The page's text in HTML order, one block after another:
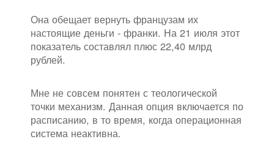
Она обещает вернуть французам их
настоящие деньги - франки. На 21 июля этот
показатель составлял плюс 22,40 млрд
рублей.
Мне не совсем понятен с теологической
точки механизм. Данная опция включается по
расписанию, в то время, когда операционная
система неактивна.